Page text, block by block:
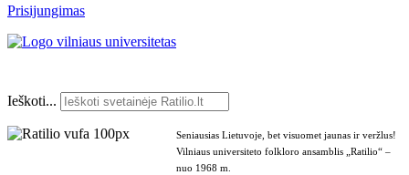
Prisijungimas
Ieškoti...
Seniausias Lietuvoje, bet visuomet jaunas ir veržlus!
Vilniaus universiteto folkloro ansamblis „Ratilio“ –
nuo 1968 m.